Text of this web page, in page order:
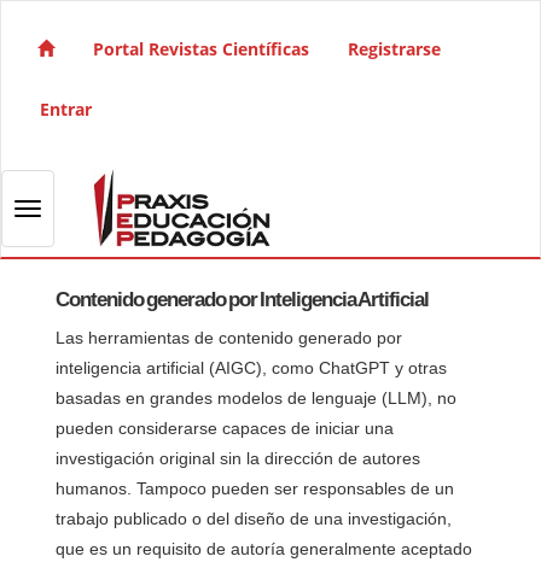
Navegación principal
Barra lateral
Portal Revistas Científicas Registrarse
Entrar
Toggle navigation
Contenido generado por Inteligencia Artificial
Las herramientas de contenido generado por
inteligencia artificial (AIGC), como ChatGPT y otras
basadas en grandes modelos de lenguaje (LLM), no
pueden considerarse capaces de iniciar una
investigación original sin la dirección de autores
humanos. Tampoco pueden ser responsables de un
trabajo publicado o del diseño de una investigación,
que es un requisito de autoría generalmente aceptado